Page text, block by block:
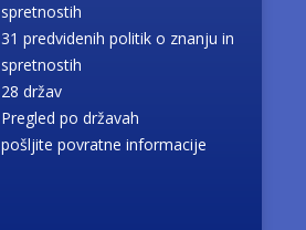
spretnostih
31 predvidenih politik o znanju in
spretnostih
28 držav
Pregled po državah
pošljite povratne informacije